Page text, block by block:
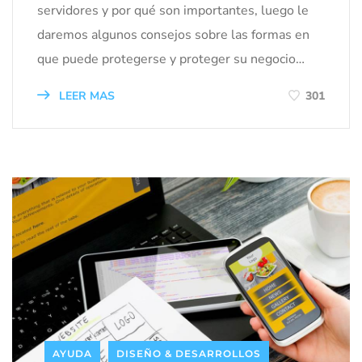
servidores y por qué son importantes, luego le
daremos algunos consejos sobre las formas en
que puede protegerse y proteger su negocio…
LEER MAS 301
AYUDA DISEÑO & DESARROLLOS